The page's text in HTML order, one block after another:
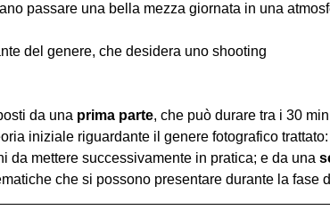
passare una bella mezza giornata in una
del genere, che desidera uno shooting
da una prima parte, che può durare tra i 30
iniziale riguardante il genere fotografico
da mettere successivamente in pratica; e da una
che si possono presentare durante la fase